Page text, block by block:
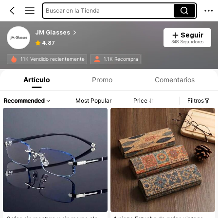
Buscar en la Tienda
JM Glasses
4.87
Seguir
348 Seguidores
11K Vendido recientemente 1.1K Recompra
Artículo Promo Comentarios
Recommended Most Popular Price Filtros